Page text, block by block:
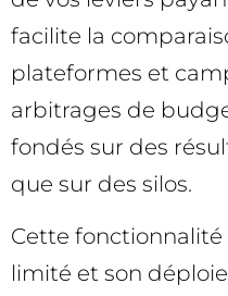
facilite la
plateformes et
arbitrages de
fondés sur des
que sur des silos.
Cette fonctionnalité
limité et son